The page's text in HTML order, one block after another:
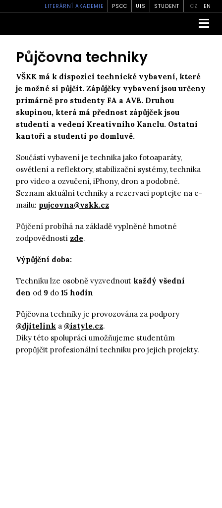
LITERÁRNÍ AKADEMIE PSCC UIS STUDENT CZ EN
Půjčovna techniky
VŠKK má k dispozici technické vybavení, které
je možné si půjčit. Zápůjčky vybavení jsou určeny
primárně pro studenty FA a AVE. Druhou
skupinou, která má přednost zápůjček jsou
studenti a vedení Kreativního Kanclu. Ostatní
kantoři a studenti po domluvě.
Součástí vybavení je technika jako fotoaparáty,
osvětlení a reflektory, stabilizační systémy, technika
pro video a ozvučení, iPhony, dron a podobné.
Seznam aktuální techniky a rezervaci poptejte na e-
mailu: pujcovna@vskk.cz
Půjčení probíhá na základě vyplněné hmotné
zodpovědnosti zde.
Výpůjční doba:
Techniku lze osobně vyzvednout každý všední
den od 9 do 15 hodin
Půjčovna techniky je provozována za podpory
@djitelink a @istyle.cz.
Díky této spolupráci umožňujeme studentům
propůjčit profesionální techniku pro jejich projekty.